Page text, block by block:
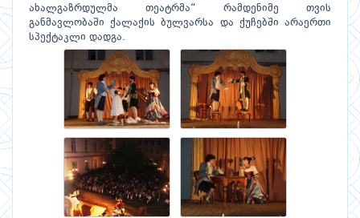
ახალგაზრდულმა თეატრმა“ რამდენიმე თვის
განმავლობაში ქალაქის ბულვარსა და ქუჩებში არაერთი
სპექტაკლი დადგა.